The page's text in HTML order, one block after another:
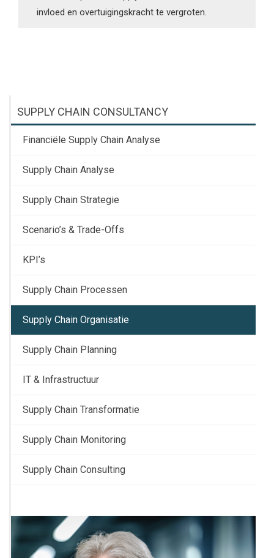
invloed en overtuigingskracht te vergroten.
SUPPLY CHAIN CONSULTANCY
Financiële Supply Chain Analyse
Supply Chain Analyse
Supply Chain Strategie
Scenario’s & Trade-Offs
KPI’s
Supply Chain Processen
Supply Chain Organisatie
Supply Chain Planning
IT & Infrastructuur
Supply Chain Transformatie
Supply Chain Monitoring
Supply Chain Consulting